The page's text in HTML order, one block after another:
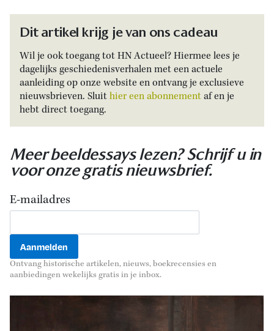
Dit artikel krijg je van ons cadeau
Wil je ook toegang tot HN Actueel? Hiermee lees je
dagelijks geschiedenisverhalen met een actuele
aanleiding op onze website en ontvang je exclusieve
nieuwsbrieven. Sluithier een abonnementaf en je
hebt direct toegang.
Meer beeldessays lezen? Schrijf u in
voor onze gratis nieuwsbrief.
E-mailadres
Ontvang historische artikelen, nieuws, boekrecensies en
aanbiedingen wekelijks gratis in je inbox.